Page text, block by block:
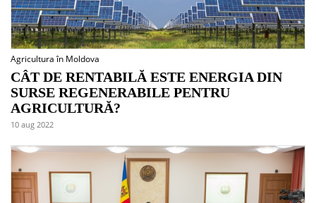
Agricultura în Moldova
CÂT DE RENTABILĂ ESTE ENERGIA DIN
SURSE REGENERABILE PENTRU
AGRICULTURĂ?
10 aug 2022